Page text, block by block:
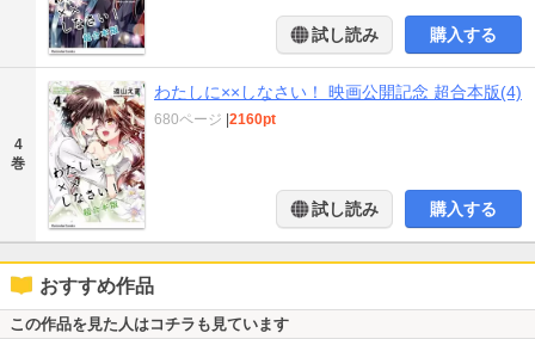
試し読み 購入する
4
巻
わたしに××しなさい！ 映画公開記念 超合本版(4)
680ページ 2160pt
試し読み 購入する
おすすめ作品
この作品を見た人はコチラも見ています